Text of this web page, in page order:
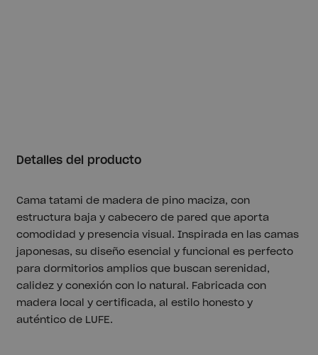
Detalles del producto
Cama tatami de madera de pino maciza, con
estructura baja y cabecero de pared que aporta
comodidad y presencia visual. Inspirada en las camas
japonesas, su diseño esencial y funcional es perfecto
para dormitorios amplios que buscan serenidad,
calidez y conexión con lo natural. Fabricada con
madera local y certificada, al estilo honesto y
auténtico de LUFE.